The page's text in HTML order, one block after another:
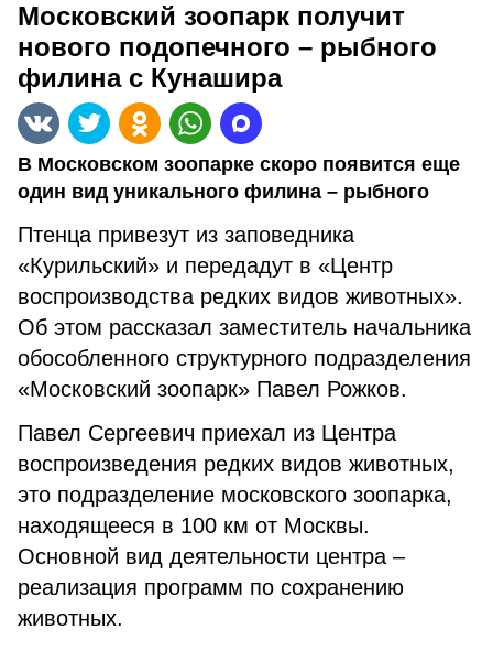
Московский зоопарк получит
нового подопечного – рыбного
филина с Кунашира
В Московском зоопарке скоро появится еще
один вид уникального филина – рыбного
Птенца привезут из заповедника
«Курильский» и передадут в «Центр
воспроизводства редких видов животных».
Об этом рассказал заместитель начальника
обособленного структурного подразделения
«Московский зоопарк» Павел Рожков.
Павел Сергеевич приехал из Центра
воспроизведения редких видов животных,
это подразделение московского зоопарка,
находящееся в 100 км от Москвы.
Основной вид деятельности центра –
реализация программ по сохранению
животных.